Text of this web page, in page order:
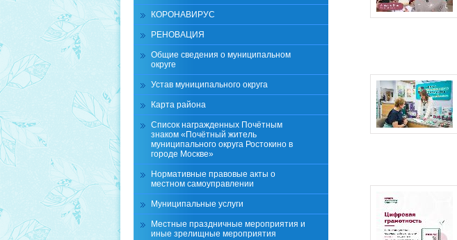
КОРОНАВИРУС
РЕНОВАЦИЯ
Общие сведения о муниципальном
округе
Устав муниципального округа
Карта района
Список награжденных Почётным
знаком «Почётный житель
муниципального округа Ростокино в
городе Москве»
Нормативные правовые акты о
местном самоуправлении
Муниципальные услуги
Местные праздничные мероприятия и
иные зрелищные мероприятия